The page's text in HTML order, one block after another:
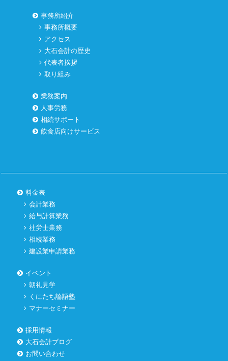
事務所紹介
事務所概要
アクセス
大石会計の歴史
代表者挨拶
取り組み
業務案内
人事労務
相続サポート
飲食店向けサービス
料金表
会計業務
給与計算業務
社労士業務
相続業務
建設業申請業務
イベント
朝礼見学
くにたち論語塾
マナーセミナー
採用情報
大石会計ブログ
お問い合わせ